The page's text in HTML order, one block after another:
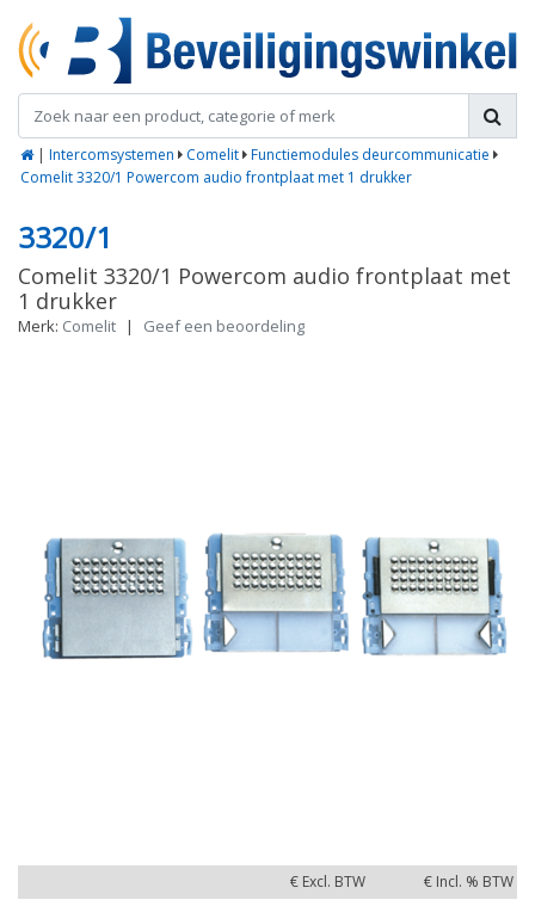
| Intercomsystemen Comelit Functiemodules deurcommunicatie
Comelit 3320/1 Powercom audio frontplaat met 1 drukker
3320/1
Comelit 3320/1 Powercom audio frontplaat met
1 drukker
Merk: Comelit | Geef een beoordeling
€ Excl. BTW € Incl. % BTW